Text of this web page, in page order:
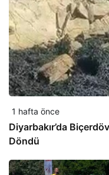
1 hafta önce
Diyarbakır’da
Döndü